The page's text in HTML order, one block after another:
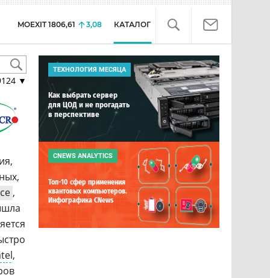
MOEXIT 1806,61 3,08 КАТАЛОГ
▼
,
,
ТЕХНОЛОГИЯ МЕСЯЦА
Как выбрать сервер
для ЦОД и не прогадать
в перспективе
CNEWS ANALYTICS
Топ-10 сфер применения
квантовых компьютеров.
Инфографика CNews